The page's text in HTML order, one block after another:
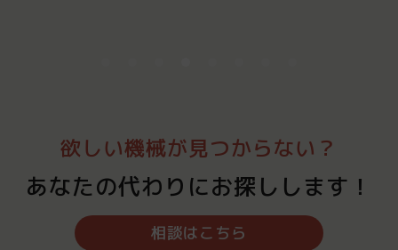
欲しい機械が見つからない？
あなたの代わりにお探しします！
相談はこちら